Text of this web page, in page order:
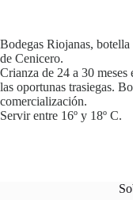
Bodegas Riojanas,
de Cenicero.
Crianza de 24 a 30
las oportunas trasiegas.
comercialización.
Servir entre 16º y 18º C.